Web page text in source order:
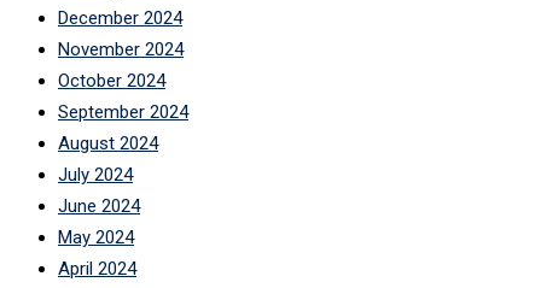
December 2024
November 2024
October 2024
September 2024
August 2024
July 2024
June 2024
May 2024
April 2024